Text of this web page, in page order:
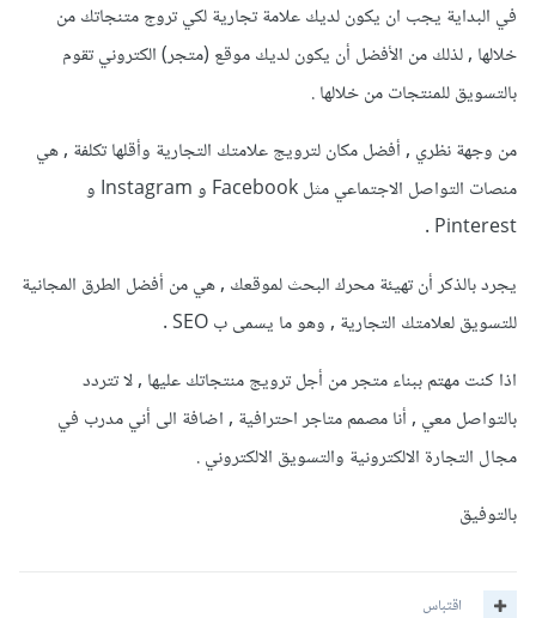
في البداية يجب ان يكون لديك علامة تجارية لكي تروج متنجاتك من
خلالها , لذلك من الأفضل أن يكون لديك موقع (متجر) الكتروني تقوم
بالتسويق للمنتجات من خلالها .
من وجهة نظري , أفضل مكان لترويج علامتك التجارية وأقلها تكلفة , هي
منصات التواصل الاجتماعي مثل Facebook و Instagram و
Pinterest .
يجرد بالذكر أن تهيئة محرك البحث لموقعك , هي من أفضل الطرق المجانية
للتسويق لعلامتك التجارية , وهو ما يسمى ب SEO .
اذا كنت مهتم ببناء متجر من أجل ترويج منتجاتك عليها , لا تتردد
بالتواصل معي , أنا مصمم متاجر احترافية , اضافة الى أني مدرب في
مجال التجارة الالكترونية والتسويق الالكتروني .
بالتوفيق
اقتباس